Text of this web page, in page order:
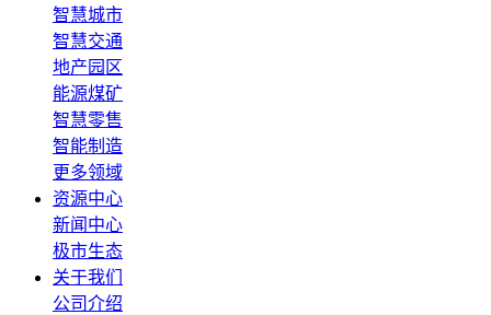
智慧城市
智慧交通
地产园区
能源煤矿
智慧零售
智能制造
更多领域
资源中心
新闻中心
极市生态
关于我们
公司介绍